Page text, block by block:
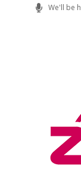
We'll be